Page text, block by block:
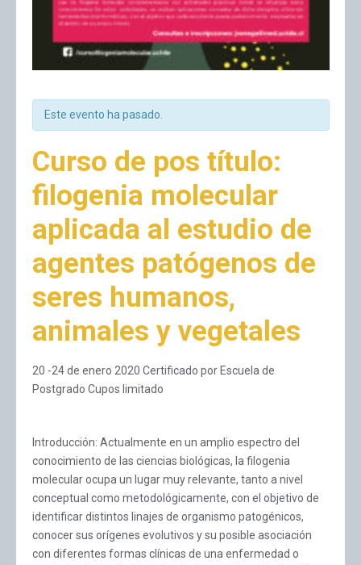
Este evento ha pasado.
Curso de pos título:
filogenia molecular
aplicada al estudio de
agentes patógenos de
seres humanos,
animales y vegetales
20 -24 de enero 2020 Certificado por Escuela de
Postgrado Cupos limitado
Introducción: Actualmente en un amplio espectro del
conocimiento de las ciencias biológicas, la filogenia
molecular ocupa un lugar muy relevante, tanto a nivel
conceptual como metodológicamente, con el objetivo de
identificar distintos linajes de organismo patogénicos,
conocer sus orígenes evolutivos y su posible asociación
con diferentes formas clínicas de una enfermedad o